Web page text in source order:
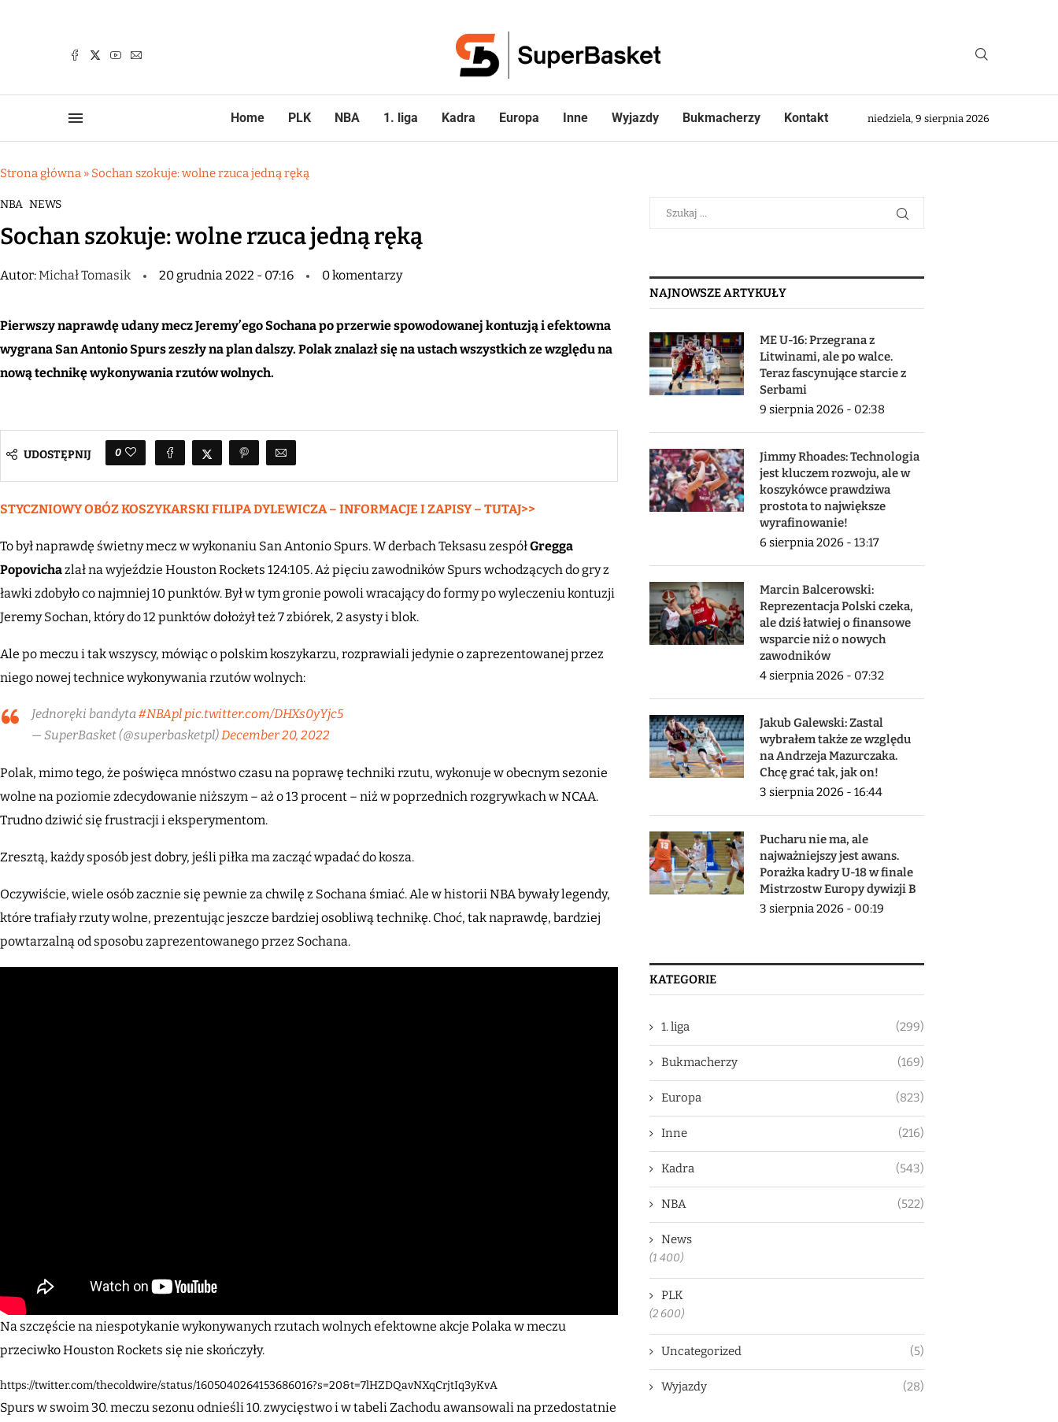
Home PLK NBA 1. liga Kadra Europa Inne Wyjazdy Bukmacherzy Kontakt niedziela, 9 sierpnia 2026
Strona główna » Sochan szokuje: wolne rzuca jedną ręką
NBA NEWS
Sochan szokuje: wolne rzuca jedną ręką
Autor:Michał Tomasik 20 grudnia 2022 - 07:16 0 komentarzy
Pierwszy naprawdę udany mecz Jeremy’ego Sochana po przerwie spowodowanej kontuzją i efektowna
wygrana San Antonio Spurs zeszły na plan dalszy. Polak znalazł się na ustach wszystkich ze względu na
nową technikę wykonywania rzutów wolnych.
UDOSTĘPNIJ 0
STYCZNIOWY OBÓZ KOSZYKARSKI FILIPA DYLEWICZA – INFORMACJE I ZAPISY – TUTAJ>>
To był naprawdę świetny mecz w wykonaniu San Antonio Spurs. W derbach Teksasu zespółGregga
Popovichazlał na wyjeździe Houston Rockets 124:105. Aż pięciu zawodników Spurs wchodzących do gry z
ławki zdobyło co najmniej 10 punktów. Był w tym gronie powoli wracający do formy po wyleczeniu kontuzji
Jeremy Sochan, który do 12 punktów dołożył też 7 zbiórek, 2 asysty i blok.
Ale po meczu i tak wszyscy, mówiąc o polskim koszykarzu, rozprawiali jedynie o zaprezentowanej przez
niego nowej technice wykonywania rzutów wolnych:
Jednoręki bandyta#NBApl pic.twitter.com/DHXs0yYjc5
— SuperBasket (@superbasketpl)December 20, 2022
Polak, mimo tego, że poświęca mnóstwo czasu na poprawę techniki rzutu, wykonuje w obecnym sezonie
wolne na poziomie zdecydowanie niższym – aż o 13 procent – niż w poprzednich rozgrywkach w NCAA.
Trudno dziwić się frustracji i eksperymentom.
Zresztą, każdy sposób jest dobry, jeśli piłka ma zacząć wpadać do kosza.
Oczywiście, wiele osób zacznie się pewnie za chwilę z Sochana śmiać. Ale w historii NBA bywały legendy,
które trafiały rzuty wolne, prezentując jeszcze bardziej osobliwą technikę. Choć, tak naprawdę, bardziej
powtarzalną od sposobu zaprezentowanego przez Sochana.
Na szczęście na niespotykanie wykonywanych rzutach wolnych efektowne akcje Polaka w meczu
przeciwko Houston Rockets się nie skończyły.
https://twitter.com/thecoldwire/status/1605040264153686016?s=20&t=7lHZDQavNXqCrjtIq3yKvA
Spurs w swoim 30. meczu sezonu odnieśli 10. zwycięstwo i w tabeli Zachodu awansowali na przedostatnie
NAJNOWSZE ARTYKUŁY
ME U-16: Przegrana z
Litwinami, ale po walce.
Teraz fascynujące starcie z
Serbami
9 sierpnia 2026 - 02:38
Jimmy Rhoades: Technologia
jest kluczem rozwoju, ale w
koszykówce prawdziwa
prostota to największe
wyrafinowanie!
6 sierpnia 2026 - 13:17
Marcin Balcerowski:
Reprezentacja Polski czeka,
ale dziś łatwiej o finansowe
wsparcie niż o nowych
zawodników
4 sierpnia 2026 - 07:32
Jakub Galewski: Zastal
wybrałem także ze względu
na Andrzeja Mazurczaka.
Chcę grać tak, jak on!
3 sierpnia 2026 - 16:44
Pucharu nie ma, ale
najważniejszy jest awans.
Porażka kadry U-18 w finale
Mistrzostw Europy dywizji B
3 sierpnia 2026 - 00:19
KATEGORIE
1. liga (299)
Bukmacherzy (169)
Europa (823)
Inne (216)
Kadra (543)
NBA (522)
News
(1 400)
PLK
(2 600)
Uncategorized (5)
Wyjazdy (28)